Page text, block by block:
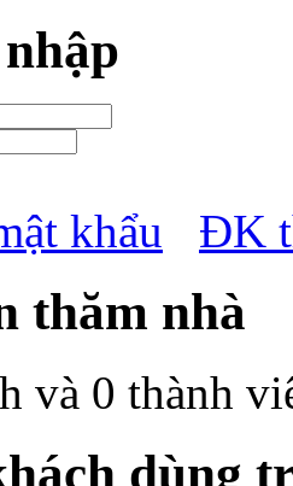
khẩu ĐK
thăm nhà
và 0 thành
dùng